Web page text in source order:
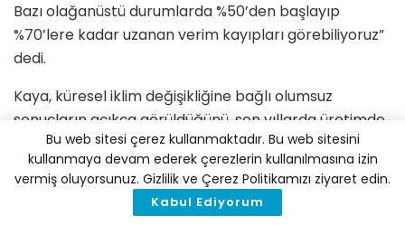
Bazı olağanüstü durumlarda %50’den başlayıp
%70’lere kadar uzanan verim kayıpları görebiliyoruz”
dedi.
Kaya, küresel iklim değişikliğine bağlı olumsuz
sonuçların açıkça görüldüğünü, son yıllarda üretimde
verim kayıpları yaşandığını dile getirdi.
Sağlıklı yaşam için gıdanın üretimi ve gıdaya ulaşımın
önemli olduğunu vurgulayan Kaya, şöyle devam etti:
Bu web sitesi çerez kullanmaktadır. Bu web sitesini
kullanmaya devam ederek çerezlerin kullanılmasına izin
vermiş oluyorsunuz. Gizlilik ve Çerez Politikamızı ziyaret edin.
Kabul Ediyorum